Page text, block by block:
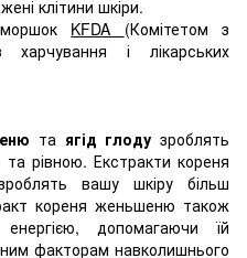
клітини шкіри.
KFDA (Комітетом з
харчування і лікарських
та ягід глоду зроблять
рівною. Екстракти кореня
вашу шкіру більш
кореня женьшеню також
допомагаючи їй
факторам навколишнього